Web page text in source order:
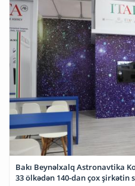
Bakı Beynəlxalq Astronavtika
33 ölkədən 140-dan çox şirkətin